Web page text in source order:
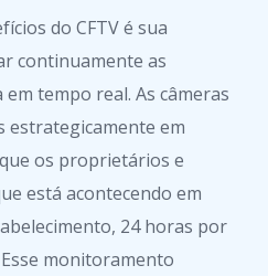
do CFTV é sua
continuamente as
tempo real. As câmeras
estrategicamente em
os proprietários e
está acontecendo em
24 horas por
monitoramento